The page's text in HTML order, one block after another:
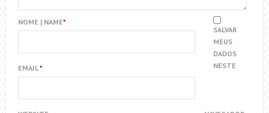
NOME | NAME*
EMAIL*
SALVAR
MEUS
DADOS
NESTE